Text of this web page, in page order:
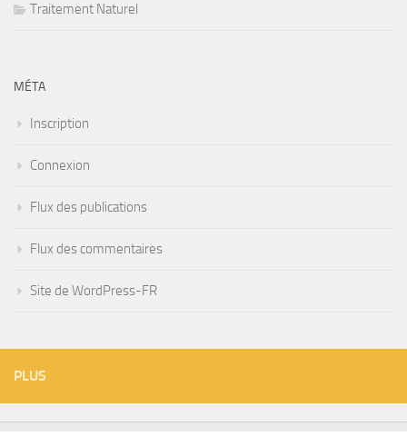
Traitement Naturel
MÉTA
Inscription
Connexion
Flux des publications
Flux des commentaires
Site de WordPress-FR
PLUS